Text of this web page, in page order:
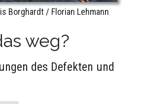
Borghardt / Florian Lehmann
weg?
des Defekten und